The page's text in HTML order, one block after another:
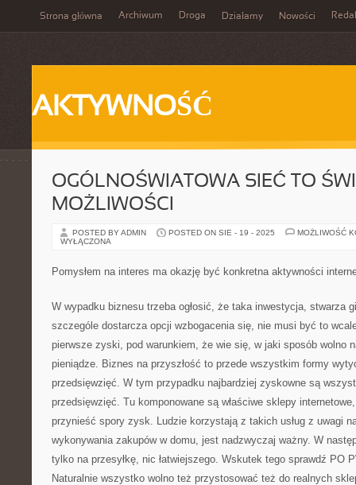
Strona główna Archiwum Droga Działamy Nowości
AKTYWNOŚĆ
OGÓLNOŚWIATOWA SIEĆ TO
MOŻLIWOŚCI
POSTED BY ADMIN POSTED ON SIE - 19 - 2025
MOŻLIWOŚĆ
WYŁĄCZONA
Pomysłem na interes ma okazję być konkretna aktywności
W wypadku biznesu trzeba ogłosić, że taka inwestycja, stwarza
szczególe dostarcza opcji wzbogacenia się, nie musi być to
pierwsze zyski, pod warunkiem, że wie się, w jaki sposób wolno
pieniądze. Biznes na przyszłość to przede wszystkim formy
przedsięwzięć. W tym przypadku najbardziej zyskowne są
przedsięwzięć. Tu komponowane są właściwe sklepy
przynieść spory zysk. Ludzie korzystają z takich usług z uwagi
wykonywania zakupów w domu, jest nadzwyczaj ważny. W
tylko na przesyłkę, nic łatwiejszego. Wskutek tego sprawdź PO
Naturalnie wszystko wolno też przystosować też do realnych